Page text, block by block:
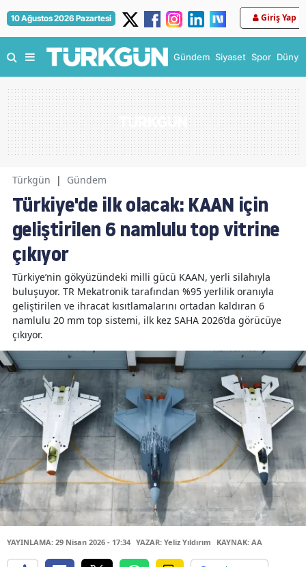
10 Ağustos 2026 Pazartesi Giriş Yap
Gündem Siyaset Spor Dünya
Türkgün | Gündem
Türkiye'de ilk olacak: KAAN için
geliştirilen 6 namlulu top vitrine
çıkıyor
Türkiye’nin gökyüzündeki milli gücü KAAN, yerli silahıyla
buluşuyor. TR Mekatronik tarafından %95 yerlilik oranıyla
geliştirilen ve ihracat kısıtlamalarını ortadan kaldıran 6
namlulu 20 mm top sistemi, ilk kez SAHA 2026’da görücüye
çıkıyor.
YAYINLAMA: 29 Nisan 2026 - 17:34 YAZAR: Yeliz Yıldırım KAYNAK: AA